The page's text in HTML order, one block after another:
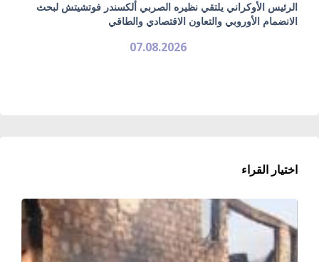
الرئيس الأوكراني يلتقي نظيره الصربي ألكسندر فوتشيتش لبحث
الانضمام الأوروبي والتعاون الاقتصادي والطاقي
07.08.2026
اختيار القراء